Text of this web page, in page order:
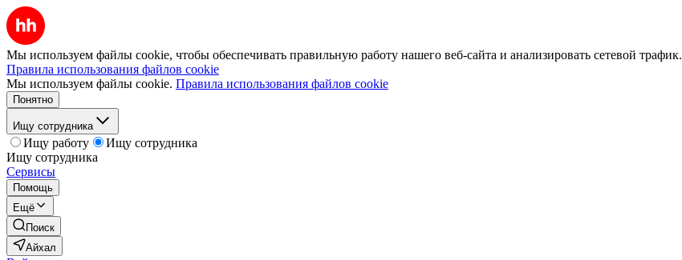
Мы используем файлы cookie, чтобы обеспечивать правильную работу нашего веб-сайта и анализировать сетевой трафик.
Правила использования файлов cookie
Мы используем файлы cookie. Правила использования файлов cookie
Понятно
Ищу сотрудника
Ищу работу
Ищу сотрудника
Ищу сотрудника
Сервисы
Помощь
Ещё
Поиск
Айхал